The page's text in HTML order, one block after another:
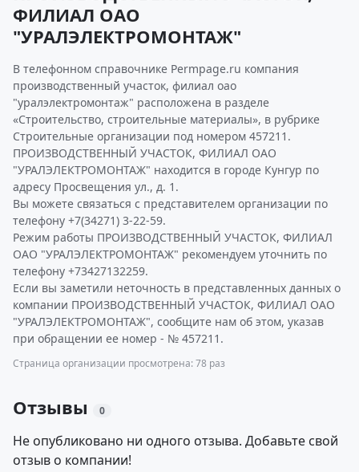
ФИЛИАЛ ОАО
"УРАЛЭЛЕКТРОМОНТАЖ"
В телефонном справочнике Permpage.ru компания
производственный участок, филиал оао
"уралэлектромонтаж" расположена в разделе
«Строительство, строительные материалы», в рубрике
Строительные организации под номером 457211.
ПРОИЗВОДСТВЕННЫЙ УЧАСТОК, ФИЛИАЛ ОАО
"УРАЛЭЛЕКТРОМОНТАЖ" находится в городе Кунгур по
адресу Просвещения ул., д. 1.
Вы можете связаться с представителем организации по
телефону +7(34271) 3-22-59.
Режим работы ПРОИЗВОДСТВЕННЫЙ УЧАСТОК, ФИЛИАЛ
ОАО "УРАЛЭЛЕКТРОМОНТАЖ" рекомендуем уточнить по
телефону +73427132259.
Если вы заметили неточность в представленных данных о
компании ПРОИЗВОДСТВЕННЫЙ УЧАСТОК, ФИЛИАЛ ОАО
"УРАЛЭЛЕКТРОМОНТАЖ", сообщите нам об этом, указав
при обращении ее номер - № 457211.
Страница организации просмотрена: 78 раз
Отзывы 0
Не опубликовано ни одного отзыва. Добавьте свой
отзыв о компании!